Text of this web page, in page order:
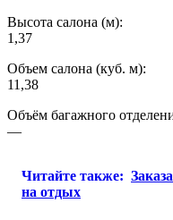
Высота салона (м):
1,37
Объем салона (куб. м):
11,38
Объём багажного
—
Читайте также:
на отдых